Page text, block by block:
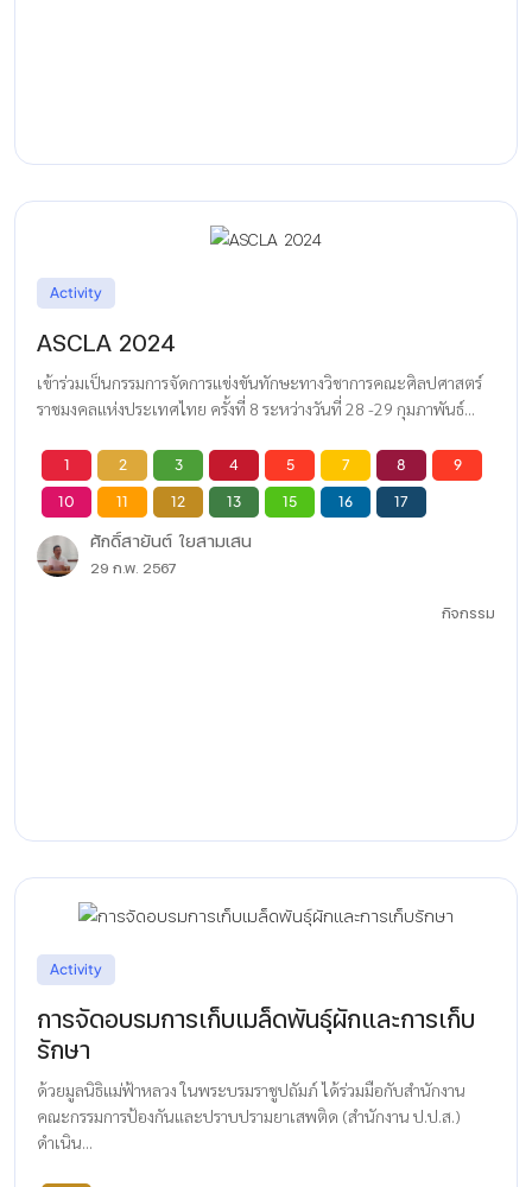
Activity
ASCLA 2024
เข้าร่วมเป็นกรรมการจัดการแข่งขันทักษะทางวิชาการคณะศิลปศาสตร์
ราชมงคลแห่งประเทศไทย ครั้งที่ 8 ระหว่างวันที่ 28 -29 กุมภาพันธ์...
1 2 3 4 5 7 8 9
10 11 12 13 15 16 17
ศักดิ์สายันต์ ใยสามเสน
29 ก.พ. 2567
กิจกรรม
Activity
การจัดอบรมการเก็บเมล็ดพันธุ์ผักและการเก็บ
รักษา
ด้วยมูลนิธิแม่ฟ้าหลวง ในพระบรมราชูปถัมภ์ ได้ร่วมมือกับสำนักงาน
คณะกรรมการป้องกันและปราบปรามยาเสพติด (สำนักงาน ป.ป.ส.)
ดำเนิน...